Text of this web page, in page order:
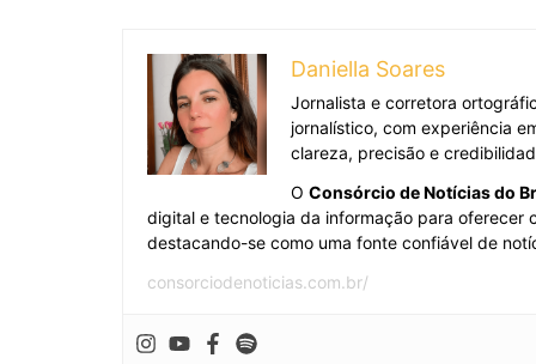
Daniella Soares
Jornalista e corretora
jornalístico, com experiência
clareza, precisão e
O Consórcio de Notícias do
digital e tecnologia da informação para oferecer
destacando-se como uma fonte confiável de
consorciodenoticias.com.br/